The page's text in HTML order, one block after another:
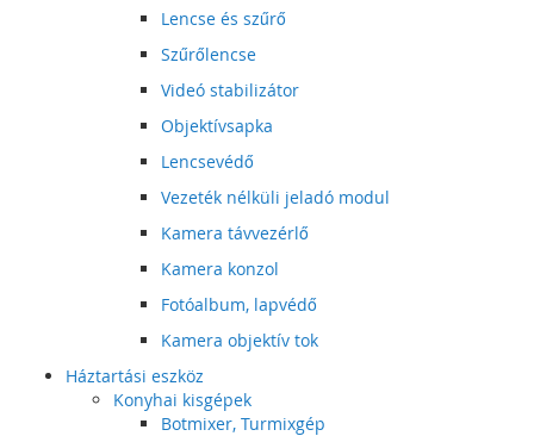
Lencse és szűrő
Szűrőlencse
Videó stabilizátor
Objektívsapka
Lencsevédő
Vezeték nélküli jeladó modul
Kamera távvezérlő
Kamera konzol
Fotóalbum, lapvédő
Kamera objektív tok
Háztartási eszköz
Konyhai kisgépek
Botmixer, Turmixgép